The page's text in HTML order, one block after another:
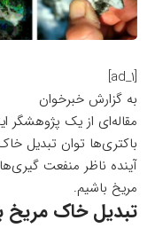
[ad_1]
به گزارش خبرخوان
مقاله‌ای از یک پژوهشگر
باکتری‌ها توان تبدیل
آینده ناظر منفعت
مریخ باشیم.
تبدیل خاک مریخ